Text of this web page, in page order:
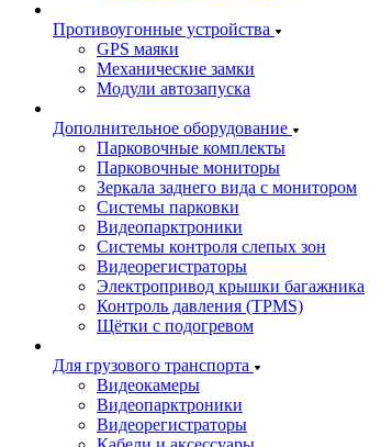
Противоугонные устройства
GPS маяки
Механические замки
Модули автозапуска
Дополнительное оборудование
Парковочные комплекты
Парковочные мониторы
Зеркала заднего вида с монитором
Системы парковки
Видеопарктроники
Системы контроля слепых зон
Видеорегистраторы
Электропривод крышки багажника
Контроль давления (TPMS)
Щётки с подогревом
Для грузового транспорта
Видеокамеры
Видеопарктроники
Видеорегистраторы